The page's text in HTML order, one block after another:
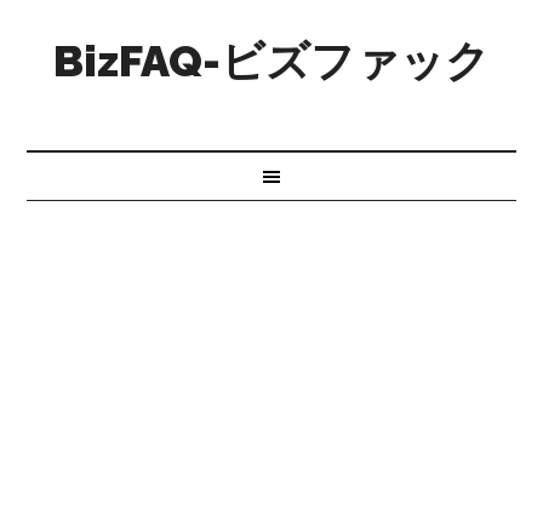
BizFAQ-ビズファック